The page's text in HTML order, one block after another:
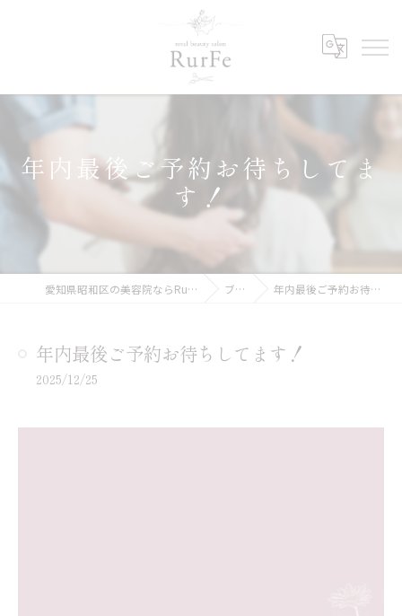
年内最後ご予約お待ちしてま
す！
愛知県昭和区の美容院ならRurFe【ルルフェ】 ブログ 年内最後ご予約お待ちしてます！
年内最後ご予約お待ちしてます！
2025/12/25